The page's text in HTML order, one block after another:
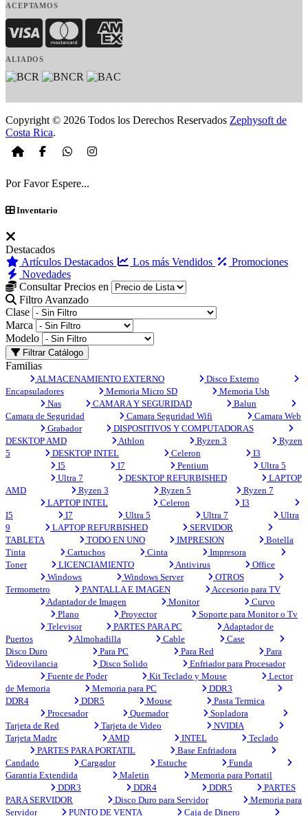
ACEPTAMOS
Visa MasterCardAmerican Express
ALIADOS
Copyright © 2026 Todos los Derechos Reservados Zephysoft de
Costa Rica.
Por Favor Espere...
Inventario
Destacados
Artículos Destacados
Los más Vendidos
Promociones
Novedades
Consultar Precios en
Filtro Avanzado
Clase
Marca
Modelo
Filtrar Catálogo
Familias
ALMACENAMIENTO EXTERNO
Disco Externo
Encapsuladores
Memoria Micro SD
Memoria Usb
Nas
CAMARA Y SEGURIDAD
Balun
Camara de Seguridad
Camara Seguridad Wifi
Camara Web
Grabador
DISPOSITIVOS Y COMPUTADORAS
DESKTOP AMD
Athlon Ryzen 3
Ryzen
5
DESKTOP INTEL Celeron
I3
I5
I7 Pentium
Ultra 5
Ultra 7
DESKTOP REFURBISHED
LAPTOP
AMD
Ryzen 3 Ryzen 5
Ryzen 7
LAPTOP INTEL
Celeron
I3
I5
I7 Ultra 5 Ultra 7
Ultra
9
LAPTOP REFURBISHED
SERVIDOR
TABLETA
TODO EN UNO IMPRESION
Botella
Tinta
Cartuchos Cinta
Impresora
Toner
LICENCIAMIENTO Antivirus
Office
Windows
Windows Server
OTROS
Termometro
PANTALLA E IMAGEN
Accesorio para TV
Adaptador de Imagen
Monitor
Curvo
Plano
Proyector
Soporte para Monitor o Tv
Televisor
PARTES PARA PC
Adaptador de
Puertos
Almohadilla Cable
Case
Disco Duro
Para PC Para Red
Para
Videovilancia
Disco Solido
Enfriador para Procesador
Fuente de Poder
Kit Teclado y Mouse
Lector
de Memoria
Memoria para PC
DDR3
DDR4
DDR5 Mouse
Pasta Termica
Procesador
Quemador
Sopladora
Tarjeta de Red
Tarjeta de Video
NVIDIA
Tarjeta Madre
AMD INTEL
Teclado
PARTES PARA PORTATIL
Base Enfriadora
Candado
Cargador Estuche
Funda
Garantia Extendida
Maletin
Memoria para Portatil
DDR3
DDR4 DDR5
PARTES
PARA SERVIDOR
Disco Duro para Servidor
Memoria para
Servidor
PUNTO DE VENTA Caja de Dinero